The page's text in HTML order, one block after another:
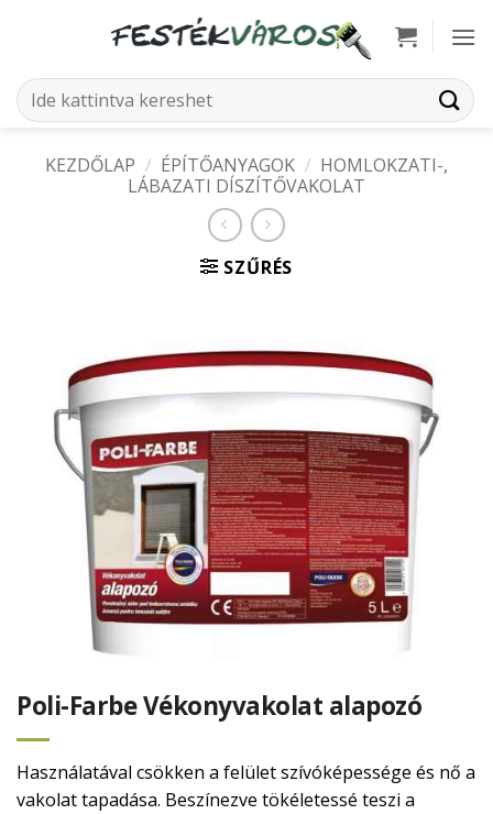
Keresés
a
KEZDŐLAP / ÉPÍTŐANYAGOK / HOMLOKZATI-,
LÁBAZATI DÍSZÍTŐVAKOLAT
SZŰRÉS
Poli-Farbe Vékonyvakolat alapozó
Használatával csökken a felület szívóképessége és nő a
vakolat tapadása. Beszínezve tökéletessé teszi a